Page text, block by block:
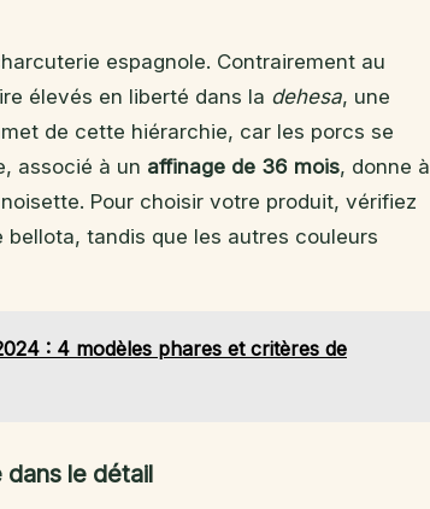
espagnole. Contrairement au
élevés en liberté dans la dehesa, une
de cette hiérarchie, car les porcs se
associé à un affinage de 36 mois, donne à
Pour choisir votre produit, vérifiez
bellota, tandis que les autres couleurs
: 4 modèles phares et critères de
dans le détail